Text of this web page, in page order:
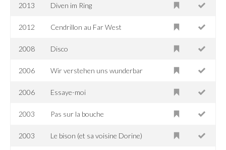
2013 Diven im Ring
2012 Cendrillon au Far West
2008 Disco
2006 Wir verstehen uns wunderbar
2006 Essaye-moi
2003 Pas sur la bouche
2003 Le bison (et sa voisine Dorine)